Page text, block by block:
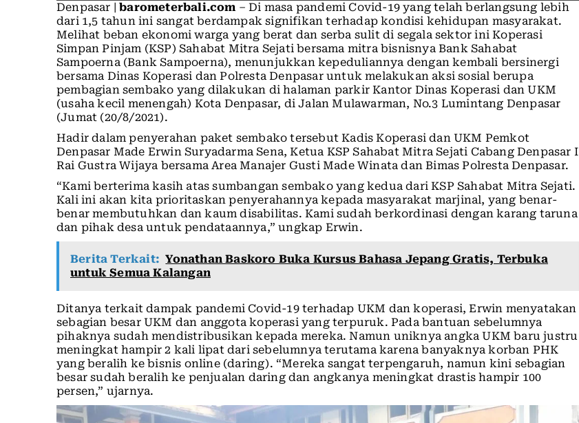
Denpasar |barometerbali.com – Di masa pandemi Covid-19 yang telah berlangsung lebih
dari 1,5 tahun ini sangat berdampak signifikan terhadap kondisi kehidupan masyarakat.
Melihat beban ekonomi warga yang berat dan serba sulit di segala sektor ini Koperasi
Simpan Pinjam (KSP) Sahabat Mitra Sejati bersama mitra bisnisnya Bank Sahabat
Sampoerna (Bank Sampoerna), menunjukkan kepeduliannya dengan kembali bersinergi
bersama Dinas Koperasi dan Polresta Denpasar untuk melakukan aksi sosial berupa
pembagian sembako yang dilakukan di halaman parkir Kantor Dinas Koperasi dan UKM
(usaha kecil menengah) Kota Denpasar, di Jalan Mulawarman, No.3 Lumintang Denpasar
(Jumat (20/8/2021).
Hadir dalam penyerahan paket sembako tersebut Kadis Koperasi dan UKM Pemkot
Denpasar Made Erwin Suryadarma Sena, Ketua KSP Sahabat Mitra Sejati Cabang Denpasar I
Rai Gustra Wijaya bersama Area Manajer Gusti Made Winata dan Bimas Polresta Denpasar.
“Kami berterima kasih atas sumbangan sembako yang kedua dari KSP Sahabat Mitra Sejati.
Kali ini akan kita prioritaskan penyerahannya kepada masyarakat marjinal, yang benar-
benar membutuhkan dan kaum disabilitas. Kami sudah berkordinasi dengan karang taruna
dan pihak desa untuk pendataannya,” ungkap Erwin.
Berita Terkait: Yonathan Baskoro Buka Kursus Bahasa Jepang Gratis, Terbuka
untuk Semua Kalangan
Ditanya terkait dampak pandemi Covid-19 terhadap UKM dan koperasi, Erwin menyatakan
sebagian besar UKM dan anggota koperasi yang terpuruk. Pada bantuan sebelumnya
pihaknya sudah mendistribusikan kepada mereka. Namun uniknya angka UKM baru justru
meningkat hampir 2 kali lipat dari sebelumnya terutama karena banyaknya korban PHK
yang beralih ke bisnis online (daring). “Mereka sangat terpengaruh, namun kini sebagian
besar sudah beralih ke penjualan daring dan angkanya meningkat drastis hampir 100
persen,” ujarnya.